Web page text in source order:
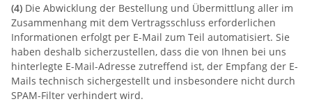
(4) Die Abwicklung der Bestellung und Übermittlung aller im
Zusammenhang mit dem Vertragsschluss erforderlichen
Informationen erfolgt per E-Mail zum Teil automatisiert. Sie
haben deshalb sicherzustellen, dass die von Ihnen bei uns
hinterlegte E-Mail-Adresse zutreffend ist, der Empfang der E-
Mails technisch sichergestellt und insbesondere nicht durch
SPAM-Filter verhindert wird.